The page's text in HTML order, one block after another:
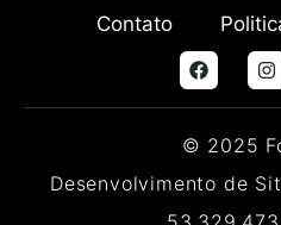
Contato
© 2025
Desenvolvimento de